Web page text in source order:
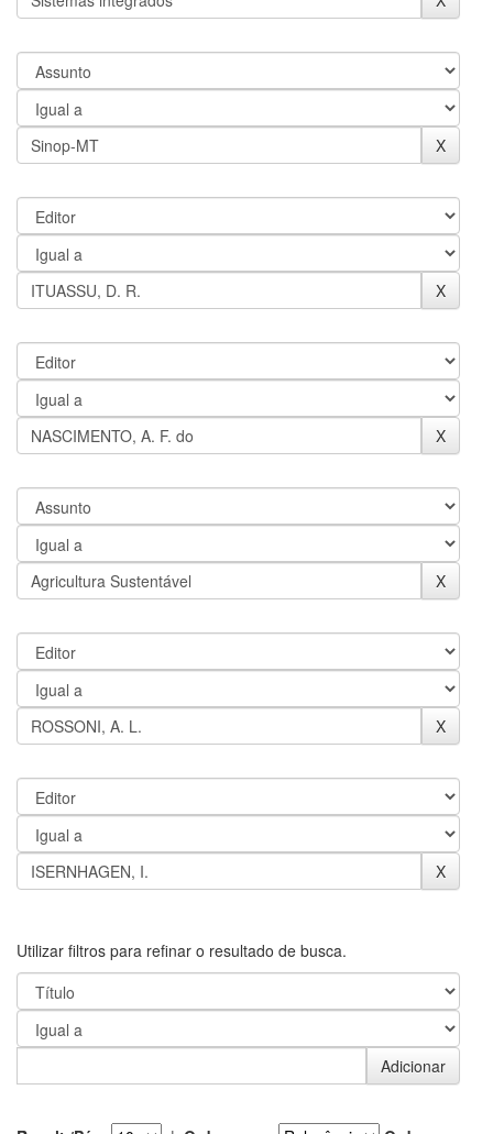
Utilizar filtros para refinar o resultado de busca.